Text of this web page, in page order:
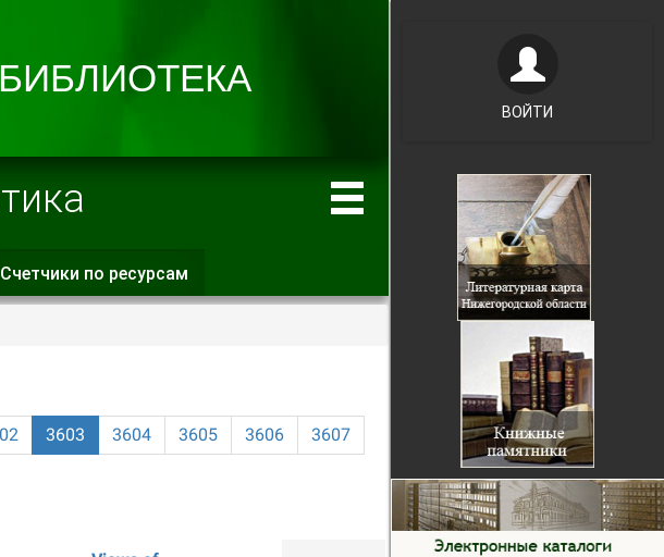
Счетчики по ресурсам
вкладка)
3603 3604 3605 3606
3607
ВОЙТИ